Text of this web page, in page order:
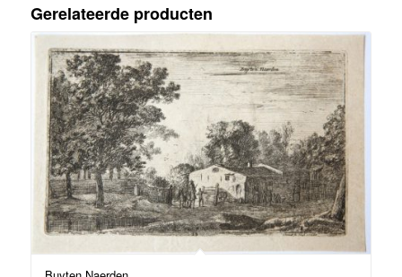
Gerelateerde producten